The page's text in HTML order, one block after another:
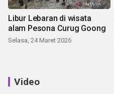
Libur Lebaran di wisata
alam Pesona Curug Goong
Selasa, 24 Maret 2026
Video